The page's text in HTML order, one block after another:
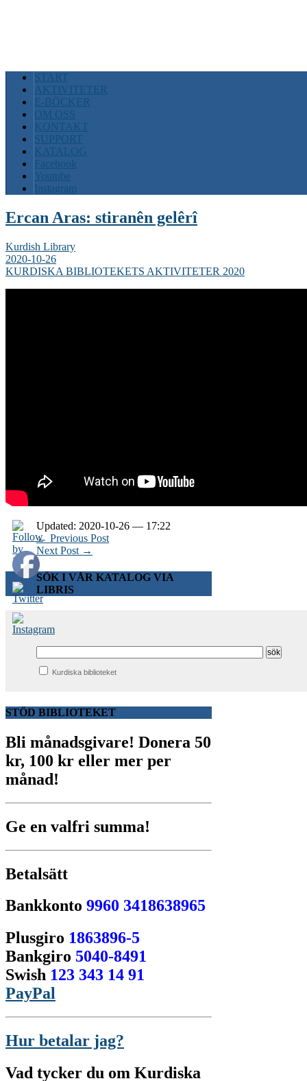
START
AKTIVITETER
E-BÖCKER
OM OSS
KONTAKT
SUPPORT
KATALOG
Facebook
Youtube
Instagram
Ercan Aras: stiranên gelêrî
Kurdish Library
2020-10-26
KURDISKA BIBLIOTEKETS AKTIVITETER 2020
Updated: 2020-10-26 — 17:22
← Previous Post
Next Post →
SÖK I VÅR KATALOG VIA
LIBRIS
Kurdiska biblioteket
STÖD BIBLIOTEKET
Bli månadsgivare! Donera 50
kr, 100 kr eller mer per
månad!
Ge en valfri summa!
Betalsätt
Bankkonto 9960 3418638965
Plusgiro 1863896-5
Bankgiro 5040-8491
Swish 123 343 14 91
PayPal
Hur betalar jag?
Vad tycker du om Kurdiska